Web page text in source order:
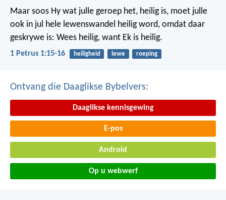
Maar soos Hy wat julle geroep het, heilig is, moet julle
ook in jul hele lewenswandel heilig word, omdat daar
geskrywe is: Wees heilig, want Ek is heilig.
1 Petrus 1:15-16 heiligheid lewe roeping
Ontvang die Daaglikse Bybelvers:
Daaglikse kennisgewing
E-pos
Android
Op u webwerf